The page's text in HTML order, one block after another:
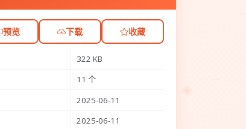
预览 下载 收藏
322 KB
11 个
2025-06-11
2025-06-11